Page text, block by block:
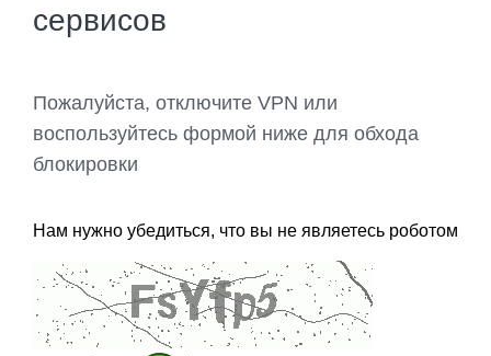
сервисов
Пожалуйста, отключите VPN или
воспользуйтесь формой ниже для обхода
блокировки
Нам нужно убедиться, что вы не являетесь роботом